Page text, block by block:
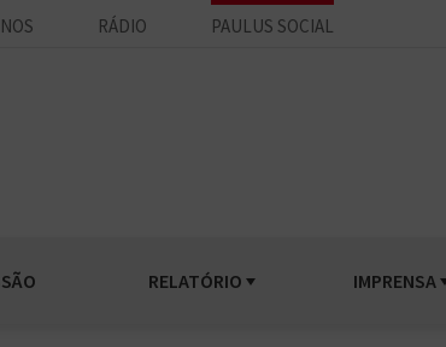
RÁDIO PAULUS SOCIAL
RELATÓRIO IMPRENSA